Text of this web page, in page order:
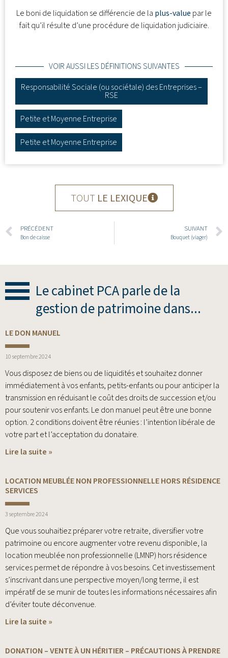
Le boni de liquidation se différencie de la plus-value par le
fait qu’il résulte d’une procédure de liquidation judiciaire.
VOIR AUSSI LES DÉFINITIONS SUIVANTES
Responsabilité Sociale (ou sociétale) des Entreprises –
RSE
Petite et Moyenne Entreprise
Petite et Moyenne Entreprise
TOUT LE LEXIQUE
PRÉCÉDENT
Bon de caisse
SUIVANT
Bouquet (viager)
Le cabinet PCA parle de la
gestion de patrimoine dans...
LE DON MANUEL
10 septembre 2024
Vous disposez de biens ou de liquidités et souhaitez donner
immédiatement à vos enfants, petits-enfants ou pour anticiper la
transmission en réduisant le coût des droits de succession et/ou
pour soutenir vos enfants. Le don manuel peut être une bonne
option. 2 conditions doivent être réunies : l’intention libérale de
votre part et l’acceptation du donataire.
Lire la suite »
LOCATION MEUBLÉE NON PROFESSIONNELLE HORS RÉSIDENCE
SERVICES
3 septembre 2024
Que vous souhaitiez préparer votre retraite, diversifier votre
patrimoine ou encore augmenter votre revenu disponible, la
location meublée non professionnelle (LMNP) hors résidence
services permet de répondre à vos besoins. Cet investissement
s’inscrivant dans une perspective moyen/long terme, il est
impératif de se munir de toutes les informations nécessaires afin
d’éviter toute déconvenue.
Lire la suite »
DONATION – VENTE À UN HÉRITIER – PRÉCAUTIONS À PRENDRE